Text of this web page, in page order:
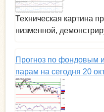
Техническая картина
низменной,
Прогноз по фондовым
парам на сегодня 20